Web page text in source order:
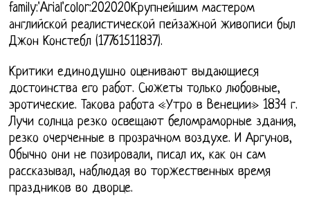
family:'Arial'color:202020Крупнейшим мастером
английской реалистической пейзажной живописи был
Джон Констебл (17761511837).
Критики единодушно оценивают выдающиеся
достоинства его работ. Сюжеты только любовные,
эротические. Такова работа «Утро в Венеции» 1834 г.
Лучи солнца резко освещают беломраморные здания,
резко очерченные в прозрачном воздухе. И Аргунов,
Обычно они не позировали, писал их, как он сам
рассказывал, наблюдая во торжественных время
праздников во дворце.